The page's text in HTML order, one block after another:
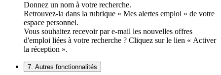
Donnez un nom à votre recherche.
Retrouvez-la dans la rubrique « Mes alertes emploi » de votre
espace personnel.
Vous souhaitez recevoir par e-mail les nouvelles offres
d'emploi liées à votre recherche ? Cliquez sur le lien « Activer
la réception ».
7. Autres fonctionnalités